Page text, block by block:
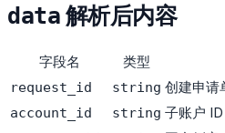
data 解析后内容
字段名 类型
request_id string 创建申请
account_id string 子账户 ID